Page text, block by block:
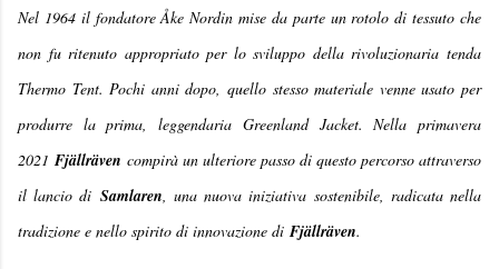
Nel 1964 il fondatore Åke Nordin mise da parte un rotolo di tessuto che
non fu ritenuto appropriato per lo sviluppo della rivoluzionaria tenda
Thermo Tent. Pochi anni dopo, quello stesso materiale venne usato per
produrre la prima, leggendaria Greenland Jacket. Nella primavera
2021 Fjällräven compirà un ulteriore passo di questo percorso attraverso
il lancio di Samlaren, una nuova iniziativa sostenibile, radicata nella
tradizione e nello spirito di innovazione di Fjällräven.